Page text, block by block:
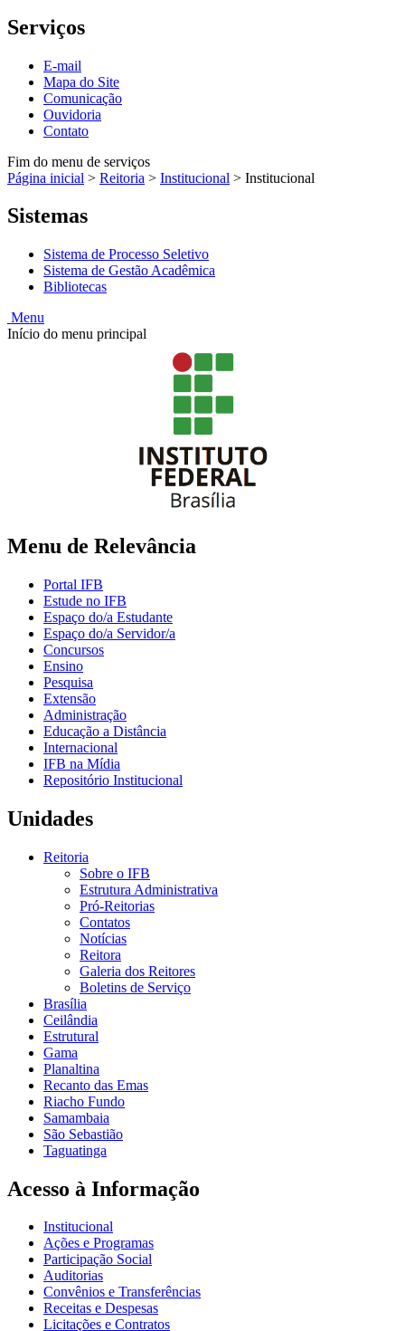
Serviços
E-mail
Mapa do Site
Comunicação
Ouvidoria
Contato
Fim do menu de serviços
Página inicial > Reitoria > Institucional > Institucional
Sistemas
Sistema de Processo Seletivo
Sistema de Gestão Acadêmica
Bibliotecas
Menu
Início do menu principal
Menu de Relevância
Portal IFB
Estude no IFB
Espaço do/a Estudante
Espaço do/a Servidor/a
Concursos
Ensino
Pesquisa
Extensão
Administração
Educação a Distância
Internacional
IFB na Mídia
Repositório Institucional
Unidades
Reitoria
Sobre o IFB
Estrutura Administrativa
Pró-Reitorias
Contatos
Notícias
Reitora
Galeria dos Reitores
Boletins de Serviço
Brasília
Ceilândia
Estrutural
Gama
Planaltina
Recanto das Emas
Riacho Fundo
Samambaia
São Sebastião
Taguatinga
Acesso à Informação
Institucional
Ações e Programas
Participação Social
Auditorias
Convênios e Transferências
Receitas e Despesas
Licitações e Contratos